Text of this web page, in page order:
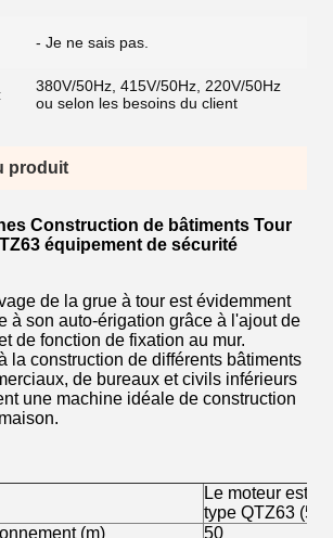
- Je ne sais pas.
380V/50Hz, 415V/50Hz, 220V/50Hz
ou selon les besoins du client
produit
Construction de bâtiments Tour
équipement de sécurité
de la grue à tour est évidemment
à son auto-érigation grâce à l'ajout de
de fonction de fixation au mur.
la construction de différents bâtiments
de bureaux et civils inférieurs
une machine idéale de construction
Le moteur est
type QTZ63
(m)
50